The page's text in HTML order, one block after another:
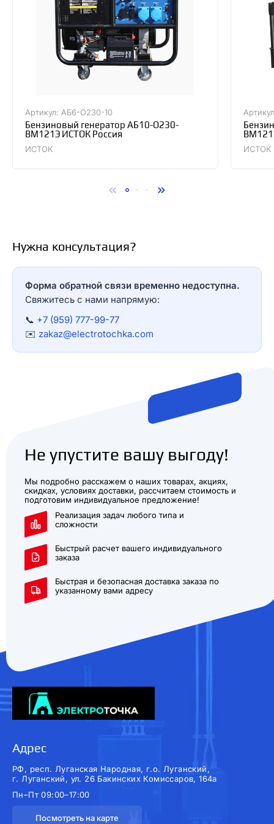
Артикул: АБ6-О230-10
Бензиновый генератор АБ10-О230-
ВМ121Э ИСТОК Россия
ИСТОК ИСТОК
Нужна консультация?
Форма обратной связи временно недоступна.
Свяжитесь с нами напрямую:
📞 +7 (959) 777-99-77
✉️ zakaz@electrotochka.com
Не упустите вашу выгоду!
Мы подробно расскажем о наших товарах, акциях,
скидках, условиях доставки, рассчитаем стоимость и
подготовим индивидуальное предложение!
Реализация задач любого типа и
сложности
Быстрый расчет вашего индивидуального
заказа
Быстрая и безопасная доставка заказа по
указанному вами адресу
Адрес
РФ, респ. Луганская Народная, г.о. Луганский,
г. Луганский, ул. 26 Бакинских Комиссаров, 164а
Пн–Пт 09:00–17:00
Посмотреть на карте